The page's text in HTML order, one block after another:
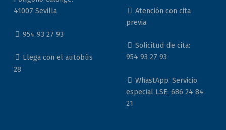
41007 Sevilla
954 93 27 93
Llega con el autobús
28
Atención con cita
previa
Solicitud de cita:
954 93 27 93
WhastApp. Servicio
especial LSE: 686 24 84
21